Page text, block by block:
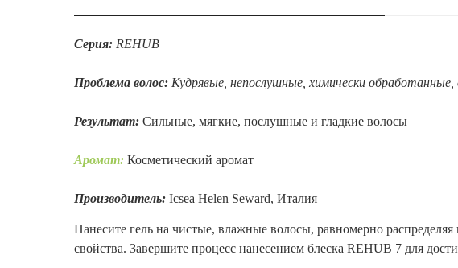
Серия: REHUB
Проблема волос: Кудрявые, непослушные, химически обработанные,
Результат: Сильные, мягкие, послушные и гладкие волосы
Аромат: Косметический аромат
Производитель: Icsea Helen Seward, Италия
Нанесите гель на чистые, влажные волосы, равномерно
свойства. Завершите процесс нанесением блеска REHUB 7 для